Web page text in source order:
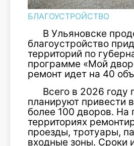
БЛАГОУСТРОЙСТВО
В Ульяновске
благоустройство
территорий по
программе «Мой
ремонт идет на 40
Всего в 2026 году
планируют привести
более 100 дворов. На
территориях
проезды, тротуары,
входные зоны. Сроки